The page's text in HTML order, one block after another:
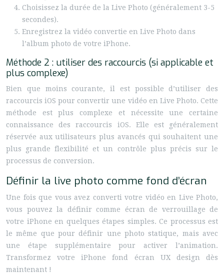
Choisissez la durée de la Live Photo (généralement 3-5
secondes).
Enregistrez la vidéo convertie en Live Photo dans
l’album photo de votre iPhone.
Méthode 2 : utiliser des raccourcis (si applicable et
plus complexe)
Bien que moins courante, il est possible d’utiliser des
raccourcis iOS pour convertir une vidéo en Live Photo. Cette
méthode est plus complexe et nécessite une certaine
connaissance des raccourcis iOS. Elle est généralement
réservée aux utilisateurs plus avancés qui souhaitent une
plus grande flexibilité et un contrôle plus précis sur le
processus de conversion.
Définir la live photo comme fond d’écran
Une fois que vous avez converti votre vidéo en Live Photo,
vous pouvez la définir comme écran de verrouillage de
votre iPhone en quelques étapes simples. Ce processus est
le même que pour définir une photo statique, mais avec
une étape supplémentaire pour activer l’animation.
Transformez votre iPhone fond écran UX design dès
maintenant !